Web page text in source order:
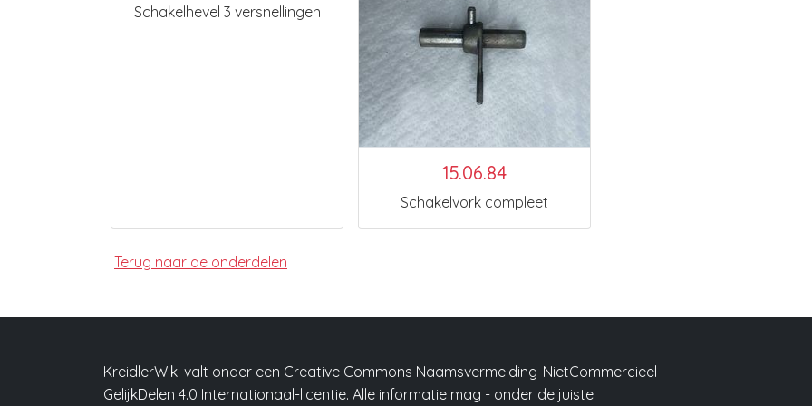
Schakelhevel 3 versnellingen
15.06.84
Schakelvork compleet
Terug naar de onderdelen
KreidlerWiki valt onder een Creative Commons Naamsvermelding-NietCommercieel-
GelijkDelen 4.0 Internationaal-licentie. Alle informatie mag - onder de juiste